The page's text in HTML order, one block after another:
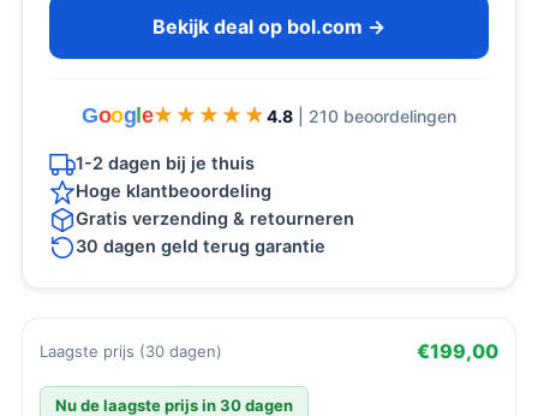
Bekijk deal op bol.com →
Goog e★★★★★
★★★★★ 4.8 | 210 beoordelingen
1-2 dagen bij je thuis
Hoge klantbeoordeling
Gratis verzending & retourneren
30 dagen geld terug garantie
Laagste prijs (30 dagen) €199,00
Nu de laagste prijs in 30 dagen